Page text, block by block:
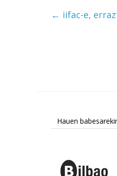
← iifac-e,
Hauen